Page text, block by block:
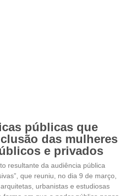
públicas que
das mulheres
e privados
resultante da audiência pública
que reuniu, no dia 9 de março,
urbanistas e estudiosas